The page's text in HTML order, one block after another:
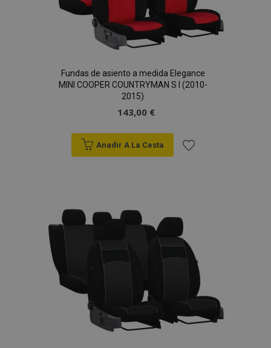
Fundas de asiento a medida Elegance
MINI COOPER COUNTRYMAN S I (2010-
2015)
143,00 €
Anadir A La Cesta
Lista
de
Deseos